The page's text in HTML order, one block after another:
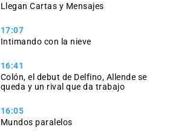
Llegan Cartas y Mensajes
17:07
Intimando con la nieve
16:41
Colón, el debut de Delfino, Allende se
queda y un rival que da trabajo
16:05
Mundos paralelos